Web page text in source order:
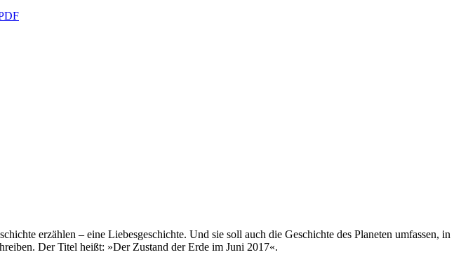
erzählen – eine Liebesgeschichte. Und sie soll auch die Geschichte des Planeten umfassen, in
Der Titel heißt: »Der Zustand der Erde im Juni 2017«.